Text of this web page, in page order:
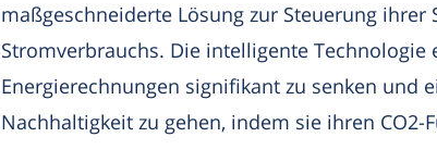
maßgeschneiderte Lösung zur Steuerung
Stromverbrauchs. Die intelligente
Energierechnungen signifikant zu senken und
Nachhaltigkeit zu gehen, indem sie ihren CO2-